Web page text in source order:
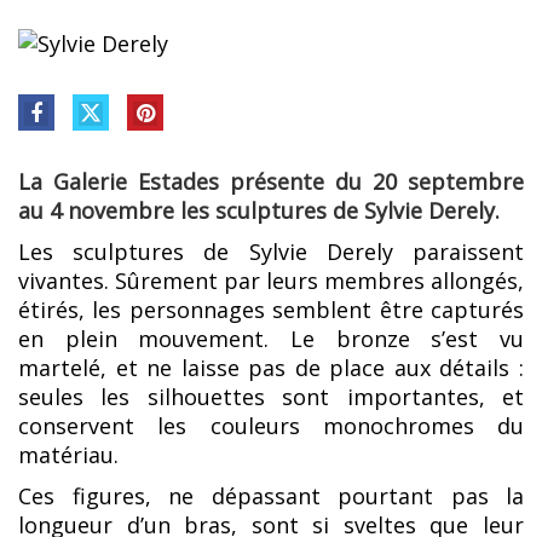
La Galerie Estades présente du 20 septembre
au 4 novembre les sculptures de Sylvie Derely.
Les sculptures de Sylvie Derely paraissent
vivantes. Sûrement par leurs membres allongés,
étirés, les personnages semblent être capturés
en plein mouvement. Le bronze s’est vu
martelé, et ne laisse pas de place aux détails :
seules les silhouettes sont importantes, et
conservent les couleurs monochromes du
matériau.
Ces figures, ne dépassant pourtant pas la
longueur d’un bras, sont si sveltes que leur